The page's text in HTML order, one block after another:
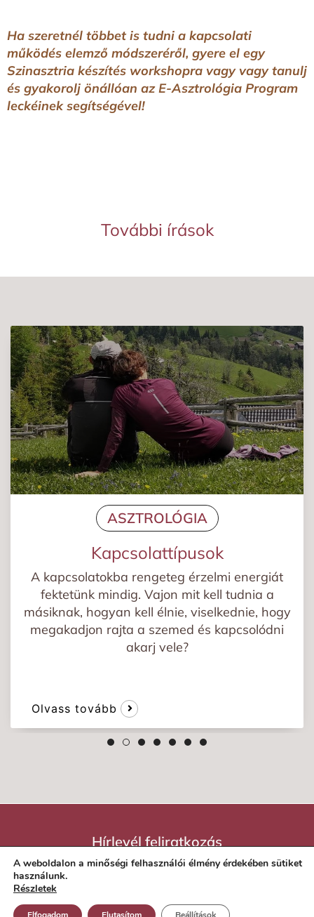
Ha szeretnél többet is tudni a kapcsolati
működés elemző módszeréről, gyere el egy
Szinasztria készítés workshopra vagy vagy tanulj
és gyakorolj önállóan az E-Asztrológia Program
leckéinek segítségével!
További írások
ASZTROLÓGIA
Kapcsolattípusok
A kapcsolatokba rengeteg érzelmi energiát
fektetünk mindig. Vajon mit kell tudnia a
másiknak, hogyan kell élnie, viselkednie, hogy
megakadjon rajta a szemed és kapcsolódni
akarj vele?
Olvass tovább
Impresszum
Hírlevél feliratkozás
A weboldalon a minőségi felhasználói élmény érdekében sütiket
használunk.
Részletek